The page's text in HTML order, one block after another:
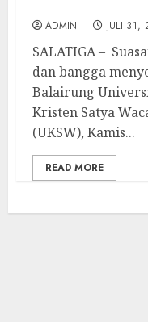
ADMIN JULI 31,
SALATIGA –
dan bangga
Balairung
Kristen Satya
(UKSW), Kamis...
READ MORE